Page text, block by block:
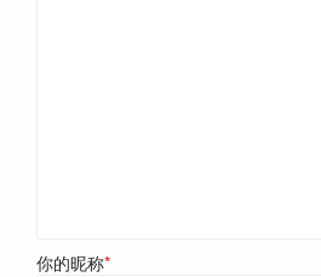
你的昵称*